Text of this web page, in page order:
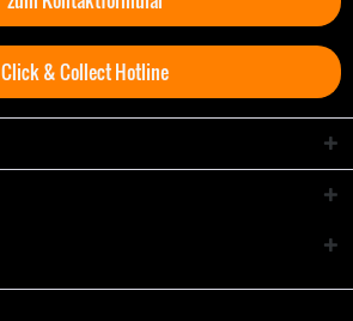
Click & Collect Hotline